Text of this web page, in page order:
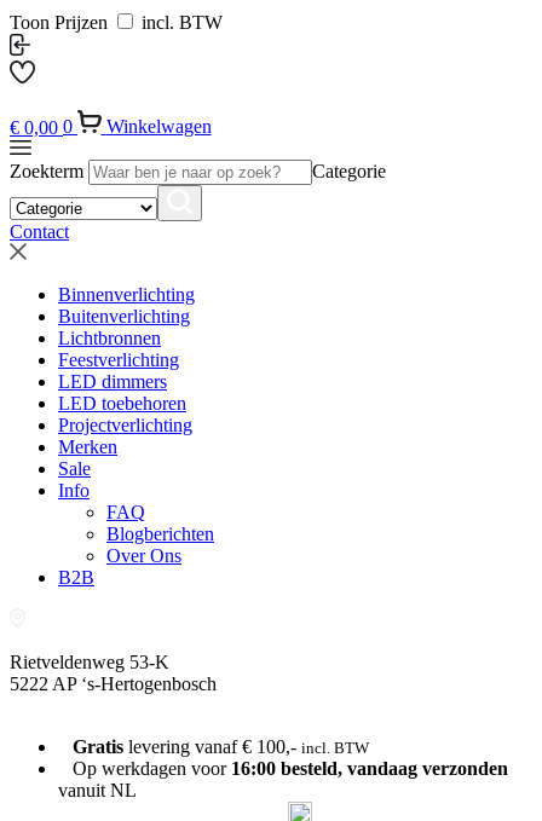
Toon Prijzen incl. BTW
€ 0,00 0 Winkelwagen
Zoekterm Categorie
Contact
Binnenverlichting
Buitenverlichting
Lichtbronnen
Feestverlichting
LED dimmers
LED toebehoren
Projectverlichting
Merken
Sale
Info
FAQ
Blogberichten
Over Ons
B2B
Rietveldenweg 53-K
5222 AP ‘s-Hertogenbosch
Gratislevering vanaf € 100,- incl. BTW
Op werkdagen voor 16:00 besteld, vandaag verzonden
vanuit NL